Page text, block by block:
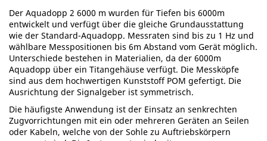
Der Aquadopp 2 6000 m wurden für Tiefen bis 6000m
entwickelt und verfügt über die gleiche Grundausstattung
wie der Standard-Aquadopp. Messraten sind bis zu 1 Hz und
wählbare Messpositionen bis 6m Abstand vom Gerät möglich.
Unterschiede bestehen in Materialien, da der 6000m
Aquadopp über ein Titangehäuse verfügt. Die Messköpfe
sind aus dem hochwertigen Kunststoff POM gefertigt. Die
Ausrichtung der Signalgeber ist symmetrisch.
Die häufigste Anwendung ist der Einsatz an senkrechten
Zugvorrichtungen mit ein oder mehreren Geräten an Seilen
oder Kabeln, welche von der Sohle zu Auftriebskörpern